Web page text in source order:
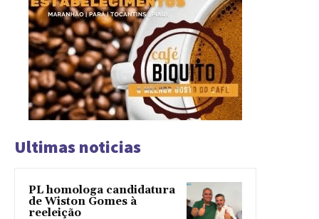
Ultimas noticias
PL homologa candidatura
de Wiston Gomes à
reeleição